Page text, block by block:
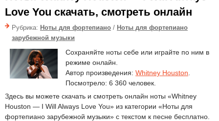
Love You скачать, смотреть онлайн
Рубрика: Ноты для фортепиано / Ноты для фортепиано
зарубежной музыки
Сохраняйте ноты себе или играйте по ним в
режиме онлайн.
Автор произведения: Whitney Houston
Посмотрело: 6 360 человек.
Здесь вы можете скачать и смотреть онлайн ноты «Whitney
Houston — I Will Always Love You» из категории «Ноты для
фортепиано зарубежной музыки» с текстом к песне бесплатно.